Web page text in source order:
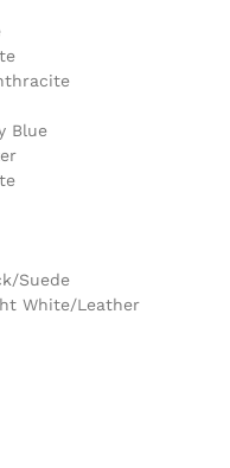
Blue
Suede
White/Leather